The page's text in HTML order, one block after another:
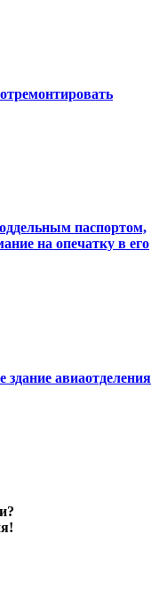
паспортом,
на опечатку в его
авиаотделения